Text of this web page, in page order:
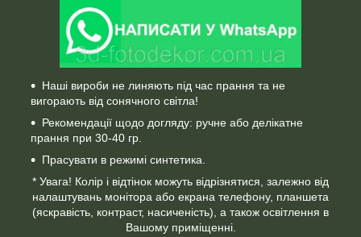
Наші вироби не линяють під час прання та не
вигорають від сонячного світла!
Рекомендації щодо догляду: ручне або делікатне
прання при 30-40 гр.
Прасувати в режимі синтетика.
* Увага! Колір і відтінок можуть відрізнятися, залежно від
налаштувань монітора або екрана телефону, планшета
(яскравість, контраст, насиченість), а також освітлення в
Вашому приміщенні.